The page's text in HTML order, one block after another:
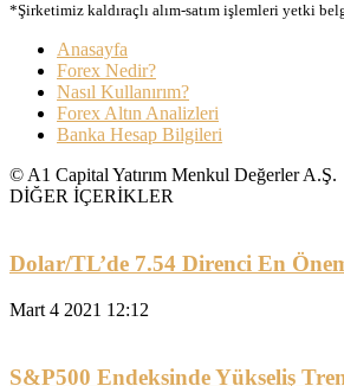
*Şirketimiz kaldıraçlı alım-satım işlemleri yetki
Anasayfa
Forex Nedir?
Nasıl Kullanırım?
Forex Altın Analizleri
Banka Hesap Bilgileri
© A1 Capital Yatırım Menkul Değerler A.Ş.
DİĞER İÇERİKLER
Dolar/TL’de 7.54 Direnci En
Mart 4 2021 12:12
S&P500 Endeksinde Yükseliş